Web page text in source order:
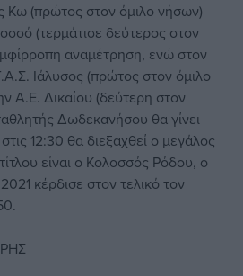
Κω (πρώτος στον όμιλο νήσων)
(τερμάτισε δεύτερος στον
αναμέτρηση, ενώ στον
Ιάλυσος (πρώτος στον όμιλο
Α.Ε. Δικαίου (δεύτερη στον
Δωδεκανήσου θα γίνει
12:30 θα διεξαχθεί ο μεγάλος
είναι ο Κολοσσός Ρόδου, ο
2021 κέρδισε στον τελικό τον